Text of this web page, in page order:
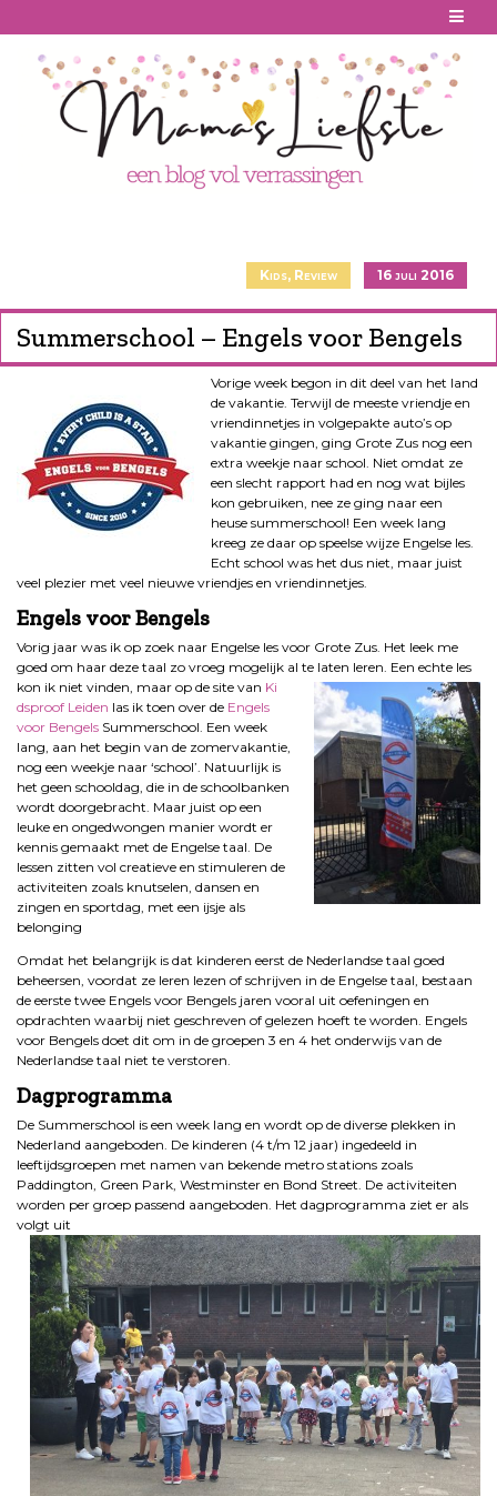
Kids, Review 16 juli 2016
Summerschool – Engels voor Bengels
Vorige week begon in dit deel van het land
de vakantie. Terwijl de meeste vriendje en
vriendinnetjes in volgepakte auto’s op
vakantie gingen, ging Grote Zus nog een
extra weekje naar school. Niet omdat ze
een slecht rapport had en nog wat bijles
kon gebruiken, nee ze ging naar een
heuse summerschool! Een week lang
kreeg ze daar op speelse wijze Engelse les.
Echt school was het dus niet, maar juist
veel plezier met veel nieuwe vriendjes en vriendinnetjes.
Engels voor Bengels
Vorig jaar was ik op zoek naar Engelse les voor Grote Zus. Het leek me
goed om haar deze taal zo vroeg mogelijk al te laten leren. Een echte les
kon ik niet vinden, maar op de site van Ki
dsproof Leiden las ik toen over de Engels
voor Bengels Summerschool. Een week
lang, aan het begin van de zomervakantie,
nog een weekje naar ‘school’. Natuurlijk is
het geen schooldag, die in de schoolbanken
wordt doorgebracht. Maar juist op een
leuke en ongedwongen manier wordt er
kennis gemaakt met de Engelse taal. De
lessen zitten vol creatieve en stimuleren de
activiteiten zoals knutselen, dansen en
zingen en sportdag, met een ijsje als
belonging
Omdat het belangrijk is dat kinderen eerst de Nederlandse taal goed
beheersen, voordat ze leren lezen of schrijven in de Engelse taal, bestaan
de eerste twee Engels voor Bengels jaren vooral uit oefeningen en
opdrachten waarbij niet geschreven of gelezen hoeft te worden. Engels
voor Bengels doet dit om in de groepen 3 en 4 het onderwijs van de
Nederlandse taal niet te verstoren.
Dagprogramma
De Summerschool is een week lang en wordt op de diverse plekken in
Nederland aangeboden. De kinderen (4 t/m 12 jaar) ingedeeld in
leeftijdsgroepen met namen van bekende metro stations zoals
Paddington, Green Park, Westminster en Bond Street. De activiteiten
worden per groep passend aangeboden. Het dagprogramma ziet er als
volgt uit